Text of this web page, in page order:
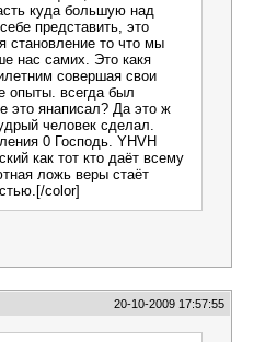
куда большую над
представить, это
становление то что мы
нас самих. Это какя
совершая свои
опыты. всегда был
это янаписал? Да это ж
человек сделал.
0 Господь. YHVH
как тот кто даёт всему
ложь веры стаёт
color]
20-10-2009 17:57:55